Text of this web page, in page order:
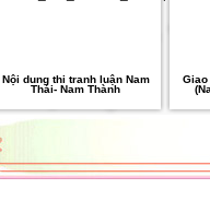
Nội dung thi tranh luận Nam
Thái- Nam Thành